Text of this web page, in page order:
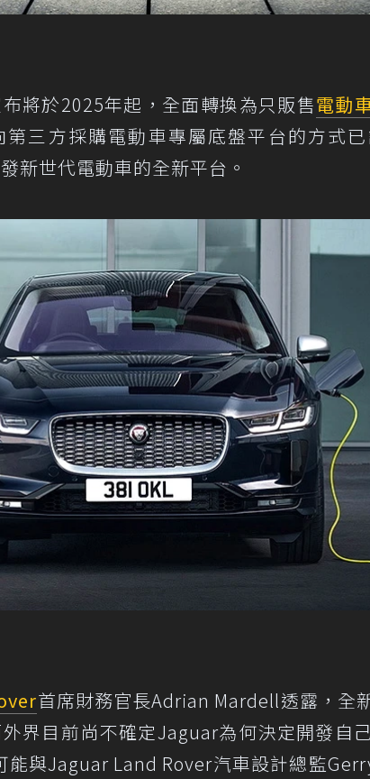
將於2025年起，全面轉換為只販售電動
三方採購電動車專屬底盤平台的方式
新世代電動車的全新平台。
首席財務官長Adrian Mardell透露，全
界目前尚不確定Jaguar為何決定開發自
與Jaguar Land Rover汽車設計總監